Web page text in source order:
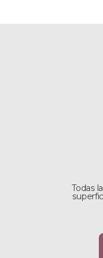
Todas